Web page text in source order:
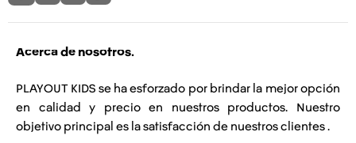
Acerca de nosotros.
PLAYOUT KIDS se ha esforzado por brindar la mejor opción
en calidad y precio en nuestros productos. Nuestro
objetivo principal es la satisfacción de nuestros clientes .